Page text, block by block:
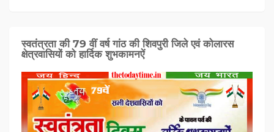
स्वतंत्रता की 79 वीं वर्ष गांठ की शिवपुरी जिले एवं कोलारस
क्षेत्रवासियों को हार्दिक शुभकामनऐं